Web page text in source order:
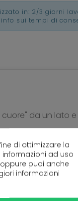
in: 2/3 giorni
info sui tempi di
da un lato
di ottimizzare la
ad uso
puoi anche
informazioni